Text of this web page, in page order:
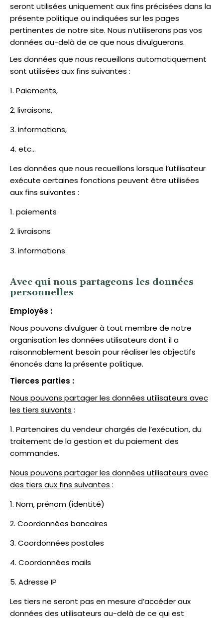
seront utilisées uniquement aux fins précisées dans la
présente politique ou indiquées sur les pages
pertinentes de notre site. Nous n’utiliserons pas vos
données au-delà de ce que nous divulguerons.
Les données que nous recueillons automatiquement
sont utilisées aux fins suivantes :
Paiements,
livraisons,
informations,
etc…
Les données que nous recueillons lorsque l’utilisateur
exécute certaines fonctions peuvent être utilisées
aux fins suivantes :
paiements
livraisons
informations
Avec qui nous partageons les données
personnelles
Employés :
Nous pouvons divulguer à tout membre de notre
organisation les données utilisateurs dont il a
raisonnablement besoin pour réaliser les objectifs
énoncés dans la présente politique.
Tierces parties :
Nous pouvons partager les données utilisateurs avec
les tiers suivants :
Partenaires du vendeur chargés de l’exécution, du
traitement de la gestion et du paiement des
commandes.
Nous pouvons partager les données utilisateurs avec
des tiers aux fins suivantes :
Nom, prénom (identité)
Coordonnées bancaires
Coordonnées postales
Coordonnées mails
Adresse IP
Les tiers ne seront pas en mesure d’accéder aux
données des utilisateurs au-delà de ce qui est